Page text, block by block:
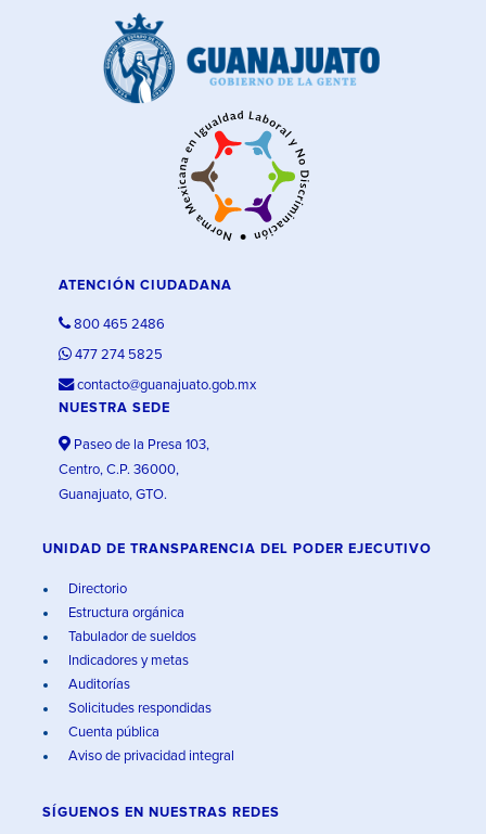
ATENCIÓN CIUDADANA
800 465 2486
477 274 5825
contacto@guanajuato.gob.mx
NUESTRA SEDE
Paseo de la Presa 103,
Centro, C.P. 36000,
Guanajuato, GTO.
UNIDAD DE TRANSPARENCIA DEL PODER EJECUTIVO
Directorio
Estructura orgánica
Tabulador de sueldos
Indicadores y metas
Auditorías
Solicitudes respondidas
Cuenta pública
Aviso de privacidad integral
SÍGUENOS EN NUESTRAS REDES